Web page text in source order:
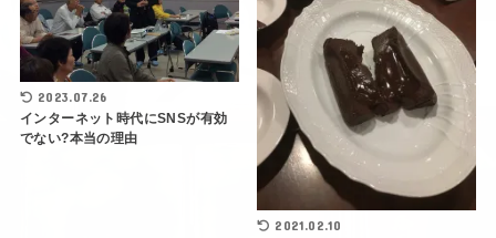
2023.07.26
インターネット時代にSNSが有効
でない?本当の理由
2021.02.10